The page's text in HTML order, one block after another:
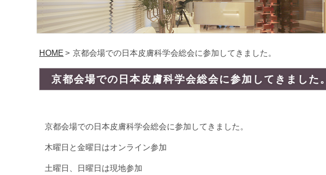
HOME > 京都会場での日本皮膚科学会総会に参加してきました。
京都会場での日本皮膚科学会総会に参加してきました。
京都会場での日本皮膚科学会総会に参加してきました。
木曜日と金曜日はオンライン参加
土曜日、日曜日は現地参加